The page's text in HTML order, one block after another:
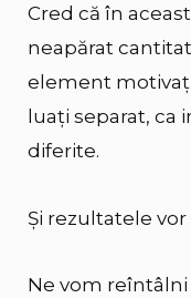
Cred că în
neapărat
element
luați separat, ca
diferite.
Și rezultatele
Ne vom